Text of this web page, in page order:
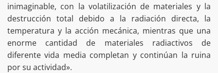
inimaginable, con la volatilización de materiales y la
destrucción total debido a la radiación directa, la
temperatura y la acción mecánica, mientras que una
enorme cantidad de materiales radiactivos de
diferente vida media completan y continúan la ruina
por su actividad».